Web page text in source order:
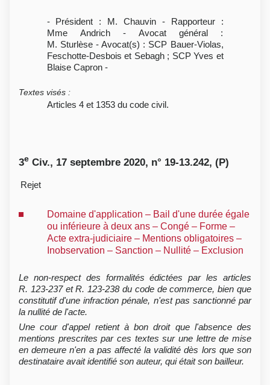
- Président : M. Chauvin - Rapporteur :
Mme Andrich - Avocat général :
M. Sturlèse - Avocat(s) : SCP Bauer-Violas,
Feschotte-Desbois et Sebagh ; SCP Yves et
Blaise Capron -
Textes visés :
Articles 4 et 1353 du code civil.
3e Civ., 17 septembre 2020, n° 19-13.242, (P)
Rejet
Domaine d'application – Bail d'une durée égale
ou inférieure à deux ans – Congé – Forme –
Acte extra-judiciaire – Mentions obligatoires –
Inobservation – Sanction – Nullité – Exclusion
Le non-respect des formalités édictées par les articles
R. 123-237 et R. 123-238 du code de commerce, bien que
constitutif d'une infraction pénale, n'est pas sanctionné par
la nullité de l'acte.
Une cour d'appel retient à bon droit que l'absence des
mentions prescrites par ces textes sur une lettre de mise
en demeure n'en a pas affecté la validité dès lors que son
destinataire avait identifié son auteur, qui était son bailleur.